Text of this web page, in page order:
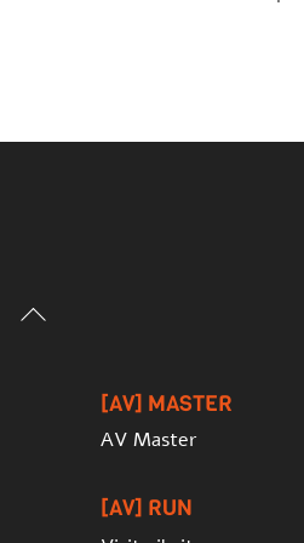
Back
[AV] MASTER
AV Master
[AV] RUN